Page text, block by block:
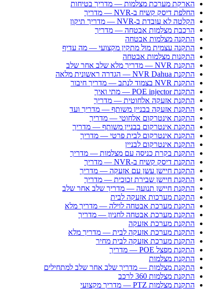
הארקת מערכת מצלמות — מדריך בטיחות
החלפת דיסק קשיח ב-NVR — מדריך
הקלטה לא עובדת ב-NVR — מדריך תיקון
הרכבת מצלמות אבטחה — מדריך
התקנה מצלמות אבטחה
התקנה עצמית מול מתקין מקצועי — מה עדיף
התקנות מצלמות אבטחה
התקנת NVR — מדריך מלא שלב אחר שלב
התקנת NVR Dahua — הגדרה ראשונית מלאה
התקנת NVR בצמוד לנתב — מדריך חיבור
התקנת POE injector — מתי ואיך
התקנת אזעקה אלחוטית — מדריך
התקנת אזעקה בבניין משותף — מדריך ועד
התקנת אינטרקום אלחוטי — מדריך
התקנת אינטרקום בבניין משותף — מדריך
התקנת אינטרקום לבית פרטי — מדריך
התקנת אינטרקום לבניין
התקנת בקרת כניסה עם מצלמות — מדריך
התקנת דיסק קשיח ב-NVR — מדריך
התקנת חיישן עשן עם אזעקה — מדריך
התקנת חיישן שבירת זכוכית — מדריך
התקנת חיישן תנועה — מדריך שלב אחר שלב
התקנת מערכות אזעקה לבית
התקנת מערכת אבטחה לוילה — מדריך מלא
התקנת מערכת אבטחה לחניון — מדריך
התקנת מערכת אזעקה
התקנת מערכת אזעקה לבית — מדריך מלא
התקנת מערכת אזעקה לבית מחיר
התקנת מפצל POE — מדריך
התקנת מצלמות
התקנת מצלמות — מדריך שלב אחר שלב למתחילים
התקנת מצלמות 360 לרכב
התקנת מצלמות PTZ — מדריך מקצועי